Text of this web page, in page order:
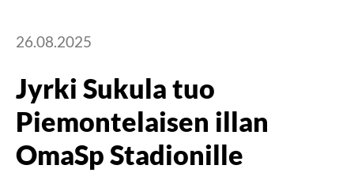
26.08.2025
Jyrki Sukula tuo
Piemontelaisen illan
OmaSp Stadionille